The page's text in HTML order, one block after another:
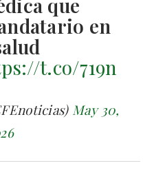
en
t.co/719n
May 30,